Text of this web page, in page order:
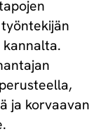
ja korvaavan